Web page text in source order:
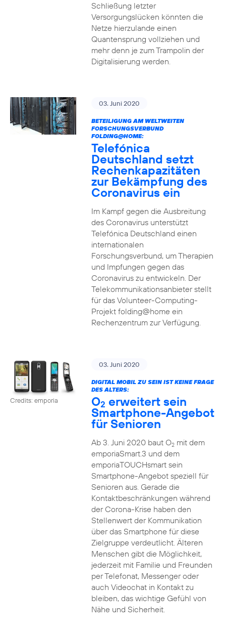
Schließung letzter
Versorgungslücken könnten die
Netze hierzulande einen
Quantensprung vollziehen und
mehr denn je zum Trampolin der
Digitalisierung werden.
03. Juni 2020
BETEILIGUNG AM WELTWEITEN
FORSCHUNGSVERBUND
FOLDING@HOME:
Telefónica
Deutschland setzt
Rechenkapazitäten
zur Bekämpfung des
Coronavirus ein
Im Kampf gegen die Ausbreitung
des Coronavirus unterstützt
Telefónica Deutschland einen
internationalen
Forschungsverbund, um Therapien
und Impfungen gegen das
Coronavirus zu entwickeln. Der
Telekommunikationsanbieter stellt
für das Volunteer-Computing-
Projekt folding@home ein
Rechenzentrum zur Verfügung.
Credits: emporia
03. Juni 2020
DIGITAL MOBIL ZU SEIN IST KEINE FRAGE
DES ALTERS:
O2 erweitert sein
Smartphone-Angebot
für Senioren
Ab 3. Juni 2020 baut O2mit dem
emporiaSmart.3 und dem
emporiaTOUCHsmart sein
Smartphone-Angebot speziell für
Senioren aus. Gerade die
Kontaktbeschränkungen während
der Corona-Krise haben den
Stellenwert der Kommunikation
über das Smartphone für diese
Zielgruppe verdeutlicht. Älteren
Menschen gibt die Möglichkeit,
jederzeit mit Familie und Freunden
per Telefonat, Messenger oder
auch Videochat in Kontakt zu
bleiben, das wichtige Gefühl von
Nähe und Sicherheit.